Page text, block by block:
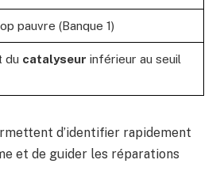
pauvre (Banque 1)
du catalyseur inférieur au seuil
d’identifier rapidement
et de guider les réparations